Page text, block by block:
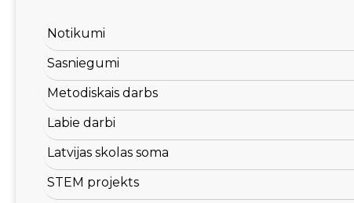
Notikumi
Sasniegumi
Metodiskais darbs
Labie darbi
Latvijas skolas soma
STEM projekts